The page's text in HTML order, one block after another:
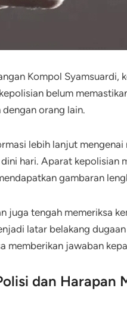
Kompol Syamsuardi,
belum
orang lain.
lebih lanjut
hari. Aparat kepolisian
gambaran
juga tengah memeriksa
latar belakang
memberikan jawaban
dan Harapan